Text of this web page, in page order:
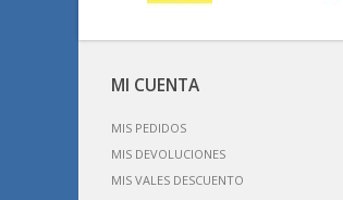
MI CUENTA
MIS PEDIDOS
MIS DEVOLUCIONES
MIS VALES DESCUENTO